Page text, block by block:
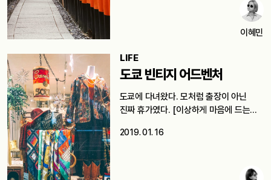
이혜민
LIFE
도쿄 빈티지 어드벤처
도쿄에 다녀왔다. 모처럼 출장이 아닌
진짜 휴가였다. [이상하게 마음에 드는…
2019. 01. 16